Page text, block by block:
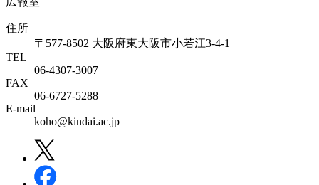
住所
〒577-8502 大阪府東大阪市小若江3-4-1
TEL
06‐4307‐3007
FAX
06‐6727‐5288
E-mail
koho@kindai.ac.jp